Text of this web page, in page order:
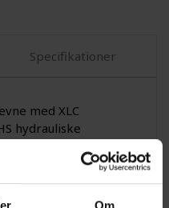
Specifikationer
med XLC
hydrauliske
levetid - perfekt til dig,
komfort på cykelturen.
og stabil